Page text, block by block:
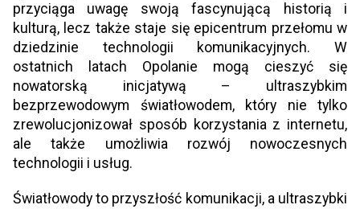
przyciąga uwagę swoją fascynującą historią i
kulturą, lecz także staje się epicentrum przełomu w
dziedzinie technologii komunikacyjnych. W
ostatnich latach Opolanie mogą cieszyć się
nowatorską inicjatywą – ultraszybkim
bezprzewodowym światłowodem, który nie tylko
zrewolucjonizował sposób korzystania z internetu,
ale także umożliwia rozwój nowoczesnych
technologii i usług.
Światłowody to przyszłość komunikacji, a ultraszybki